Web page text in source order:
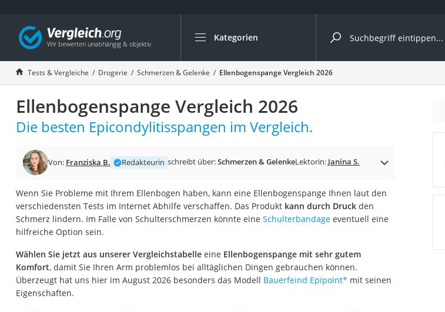
Kategorien
Die beliebtesten Vergleiche nach Kategorie
Drogerie
Inhalator
Haarschneider
Rollator
Braun Rasierer
Katzenklappe (Chip)
Masturbator
Massagepistole
Reisehaartrockner
Eiweißpulver
Tests & Vergleiche Drogerie Schmerzen & Gelenke Ellenbogenspange Vergleich 2026
Ellenbogenspange Vergleich 2026
Die besten Epicondylitisspangen im Vergleich.
Von: Franziska B. Redakteurin schreibt über:Schmerzen & GelenkeLektorin: Janina S.
Wenn Sie Probleme mit Ihrem Ellenbogen haben, kann eine Ellenbogenspange Ihnen laut den
verschiedensten Tests im Internet Abhilfe verschaffen. Das Produkt kann durch Druckden
Schmerz lindern. Im Falle von Schulterschmerzen könnte eine Schulterbandageeventuell eine
hilfreiche Option sein.
Wählen Sie jetzt aus unserer Vergleichstabelleeine Ellenbogenspange mit sehr gutem
Komfort, damit Sie Ihren Arm problemlos bei alltäglichen Dingen gebrauchen können.
Überzeugt hat uns hier im August 2026 besonders das Modell Bauerfeind Epipoint* mit seinen
Eigenschaften.